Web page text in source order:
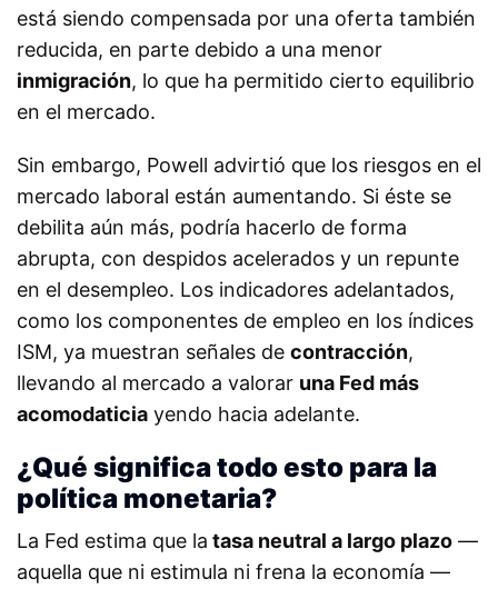
está siendo compensada por una oferta también
reducida, en parte debido a una menor
inmigración, lo que ha permitido cierto equilibrio
en el mercado.
Sin embargo, Powell advirtió que los riesgos en el
mercado laboral están aumentando. Si éste se
debilita aún más, podría hacerlo de forma
abrupta, con despidos acelerados y un repunte
en el desempleo. Los indicadores adelantados,
como los componentes de empleo en los índices
ISM, ya muestran señales de contracción,
llevando al mercado a valorar una Fed más
acomodaticia yendo hacia adelante.
¿Qué significa todo esto para la
política monetaria?
La Fed estima que la tasa neutral a largo plazo —
aquella que ni estimula ni frena la economía —